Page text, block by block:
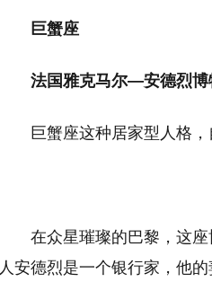
巨蟹座
法国雅克马尔—安德烈博
巨蟹座这种居家型人格
在众星璀璨的巴黎，这
人安德烈是一个银行家，他